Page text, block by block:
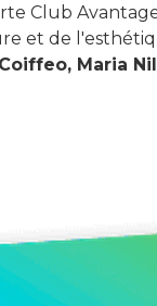
Club
et de
Maria